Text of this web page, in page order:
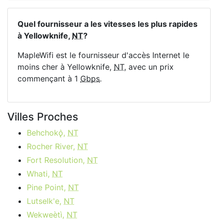
Quel fournisseur a les vitesses les plus rapides
à Yellowknife, NT?
MapleWifi est le fournisseur d'accès Internet le
moins cher à Yellowknife, NT, avec un prix
commençant à 1 Gbps.
Villes Proches
Behchokǫ̀, NT
Rocher River, NT
Fort Resolution, NT
Whati, NT
Pine Point, NT
Lutselk'e, NT
Wekweètì, NT